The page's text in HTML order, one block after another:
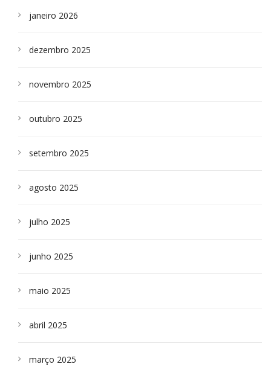
janeiro 2026
dezembro 2025
novembro 2025
outubro 2025
setembro 2025
agosto 2025
julho 2025
junho 2025
maio 2025
abril 2025
março 2025